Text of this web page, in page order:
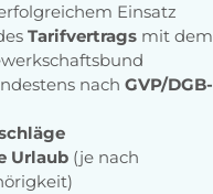
Einsatz
Tarifvertrags mit dem
nach GVP/DGB-
Urlaub (je nach